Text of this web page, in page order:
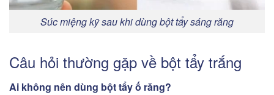
Súc miệng kỹ sau khi dùng bột tẩy sáng răng
Câu hỏi thường gặp về bột tẩy trắng
Ai không nên dùng bột tẩy ố răng?